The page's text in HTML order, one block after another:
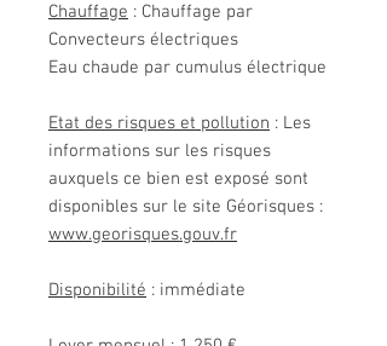
Chauffage : Chauffage par
Convecteurs électriques
Eau chaude par cumulus électrique
Etat des risques et pollution : Les
informations sur les risques
auxquels ce bien est exposé sont
disponibles sur le site Géorisques :
www.georisques.gouv.fr
Disponibilité : immédiate